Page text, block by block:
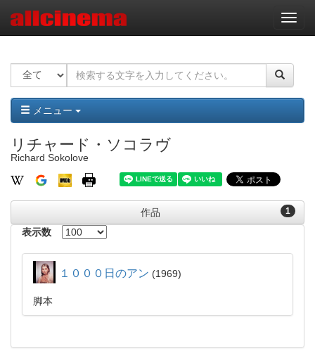
ナ
ビ
ー
ョ
ン
メニュー
リチャード・ソコラヴ
Richard Sokolove
1
作品
表示数
１０００日のアン 1969
脚本